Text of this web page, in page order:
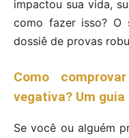
impactou sua vida,
como fazer isso? O
dossiê de provas
Como
vegativa? Um
Se você ou alguém